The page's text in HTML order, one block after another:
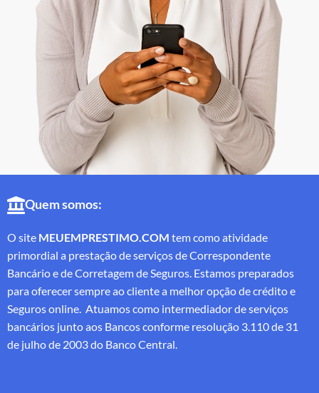
Quem somos:
O site MEUEMPRESTIMO.COM tem como atividade
primordial a prestação de serviços de Correspondente
Bancário e de Corretagem de Seguros. Estamos preparados
para oferecer sempre ao cliente a melhor opção de crédito e
Seguros online. Atuamos como intermediador de serviços
bancários junto aos Bancos conforme resolução 3.110 de 31
de julho de 2003 do Banco Central.